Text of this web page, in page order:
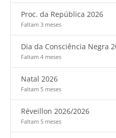
Proc. da República 2026
Faltam 3 meses
Dia da Consciência Negra
Faltam 4 meses
Natal 2026
Faltam 5 meses
Réveillon 2026/2026
Faltam 5 meses